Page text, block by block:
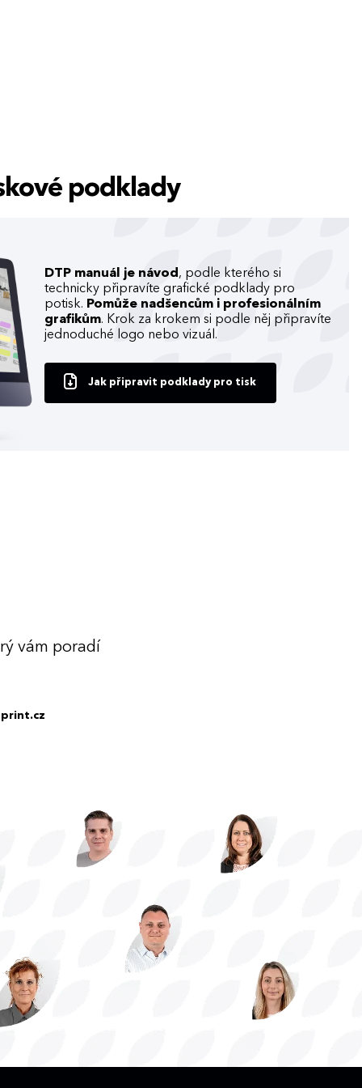
podklady
DTP manuál je návod , podle kterého si
technicky připravíte grafické podklady pro
potisk. Pomůže nadšencům i profesionálním
grafikům. Krok za krokem si podle něj připravíte
jednoduché logo nebo vizuál.
Jak připravit podklady pro tisk
vám poradí